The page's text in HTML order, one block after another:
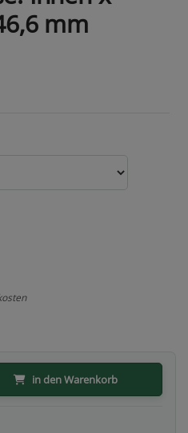
mm
in den Warenkorb